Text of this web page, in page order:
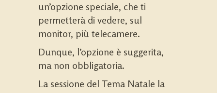
un’opzione speciale, che ti
permetterà di vedere, sul
monitor, più telecamere.
Dunque, l’opzione è suggerita,
ma non obbligatoria.
La sessione del Tema Natale la